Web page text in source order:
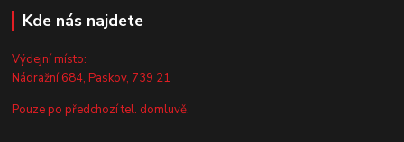
Kde nás najdete
Výdejní místo:
Nádražní 684, Paskov, 739 21
Pouze po předchozí tel. domluvě.